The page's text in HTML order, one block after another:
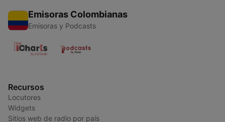
Emisoras Colombianas
Emisoras y Podcasts
Recursos
Locutores
Widgets
Sitios web de radio por país